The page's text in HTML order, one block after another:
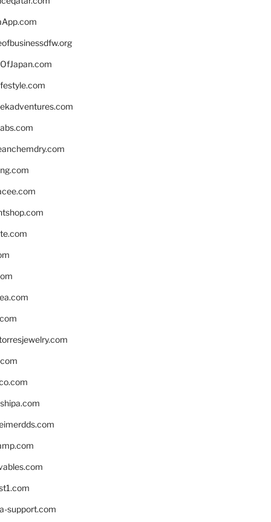
support.com